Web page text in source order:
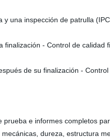
y una inspección de patrulla
finalización - Control de calidad
de su finalización -
prueba e informes completos
dureza, estructura